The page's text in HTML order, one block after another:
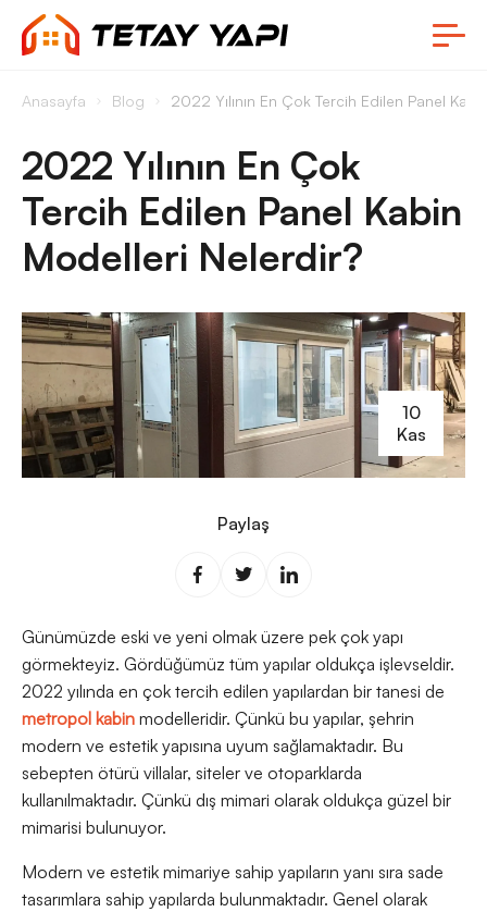
Anasayfa Blog 2022 Yılının En Çok Tercih Edilen Panel
2022 Yılının En Çok
Tercih Edilen Panel Kabin
Modelleri Nelerdir?
10
Kas
Paylaş
Günümüzde eski ve yeni olmak üzere pek çok yapı
görmekteyiz. Gördüğümüz tüm yapılar oldukça işlevseldir.
2022 yılında en çok tercih edilen yapılardan bir tanesi de
metropol kabin modelleridir. Çünkü bu yapılar, şehrin
modern ve estetik yapısına uyum sağlamaktadır. Bu
sebepten ötürü villalar, siteler ve otoparklarda
kullanılmaktadır. Çünkü dış mimari olarak oldukça güzel bir
mimarisi bulunuyor.
Modern ve estetik mimariye sahip yapıların yanı sıra sade
tasarımlara sahip yapılarda bulunmaktadır. Genel olarak